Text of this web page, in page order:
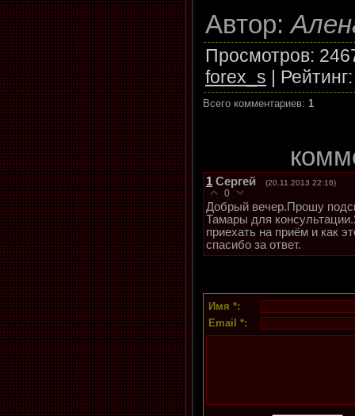
Автор:
Просмотров:
forex_s | Рейтинг
Всего комментариев: 1
1 Сергей (20.11.2013 22:16)
0
Добрый вечер.Прошу
Тамары для
приехать на приём и как
спасибо за ответ.
Имя *:
Email *: